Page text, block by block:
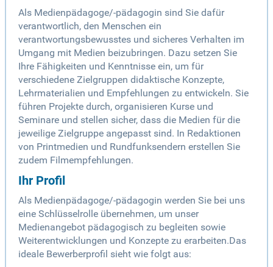
Als Medienpädagoge/-pädagogin sind Sie dafür
verantwortlich, den Menschen ein
verantwortungsbewusstes und sicheres Verhalten im
Umgang mit Medien beizubringen. Dazu setzen Sie
Ihre Fähigkeiten und Kenntnisse ein, um für
verschiedene Zielgruppen didaktische Konzepte,
Lehrmaterialien und Empfehlungen zu entwickeln. Sie
führen Projekte durch, organisieren Kurse und
Seminare und stellen sicher, dass die Medien für die
jeweilige Zielgruppe angepasst sind. In Redaktionen
von Printmedien und Rundfunksendern erstellen Sie
zudem Filmempfehlungen.
Ihr Profil
Als Medienpädagoge/-pädagogin werden Sie bei uns
eine Schlüsselrolle übernehmen, um unser
Medienangebot pädagogisch zu begleiten sowie
Weiterentwicklungen und Konzepte zu erarbeiten.Das
ideale Bewerberprofil sieht wie folgt aus: